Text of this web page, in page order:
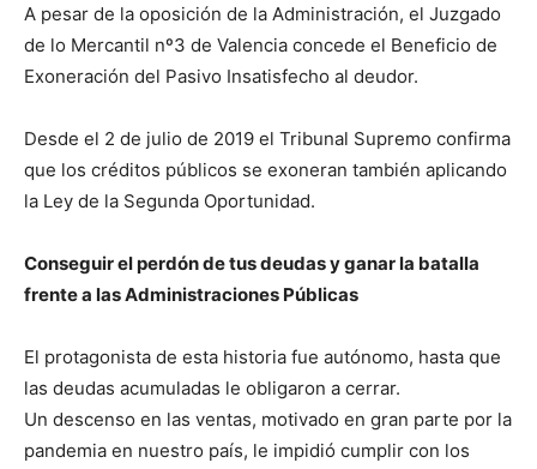
A pesar de la oposición de la Administración, el Juzgado
de lo Mercantil nº3 de Valencia concede el Beneficio de
Exoneración del Pasivo Insatisfecho al deudor.
Desde el 2 de julio de 2019 el Tribunal Supremo confirma
que los créditos públicos se exoneran también aplicando
la Ley de la Segunda Oportunidad.
Conseguir el perdón de tus deudas y ganar la batalla
frente a las Administraciones Públicas
El protagonista de esta historia fue autónomo, hasta que
las deudas acumuladas le obligaron a cerrar.
Un descenso en las ventas, motivado en gran parte por la
pandemia en nuestro país, le impidió cumplir con los